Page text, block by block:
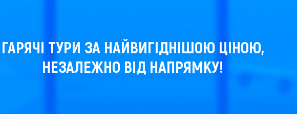
ГАРЯЧІ ТУРИ ЗА НАЙВИГІДНІШОЮ ЦІНОЮ,
НЕЗАЛЕЖНО ВІД НАПРЯМКУ!